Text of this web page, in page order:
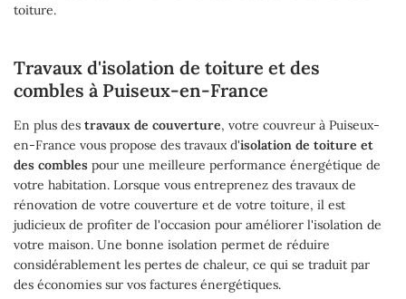
Ramonage
Actualités
Contact
Inscription
Rejoignez-
toiture.
Travaux d'isolation de toiture et des
combles à Puiseux-en-France
En plus des travaux de couverture, votre couvreur à Puiseux-
en-France vous propose des travaux d'isolation de toiture et
des combles pour une meilleure performance énergétique de
votre habitation. Lorsque vous entreprenez des travaux de
rénovation de votre couverture et de votre toiture, il est
judicieux de profiter de l'occasion pour améliorer l'isolation de
votre maison. Une bonne isolation permet de réduire
considérablement les pertes de chaleur, ce qui se traduit par
des économies sur vos factures énergétiques.